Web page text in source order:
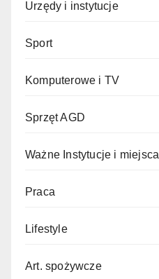
Urzędy i instytucje
Sport
Komputerowe i TV
Sprzęt AGD
Ważne Instytucje i miejsca
Praca
Lifestyle
Art. spożywcze